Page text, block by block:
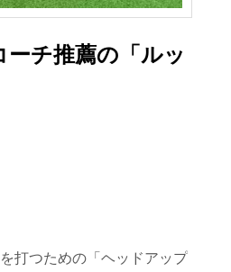
チ推薦の「ルッ
打つための「ヘッドアップ